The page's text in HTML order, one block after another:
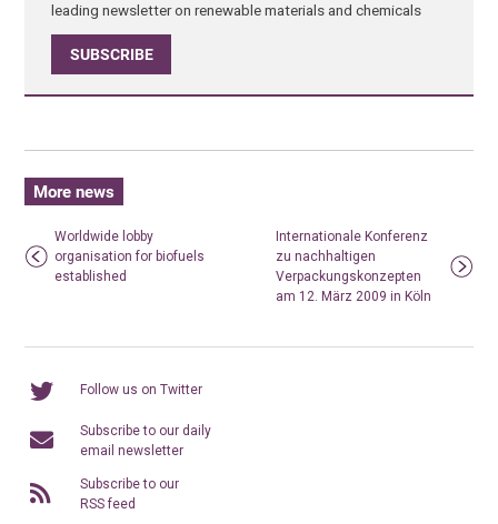
leading newsletter on renewable materials and chemicals
SUBSCRIBE
More news
Worldwide lobby
organisation for biofuels
established
Internationale Konferenz
zu nachhaltigen
Verpackungskonzepten
am 12. März 2009 in Köln
Follow us on Twitter
Subscribe to our daily
email newsletter
Subscribe to our
RSS feed